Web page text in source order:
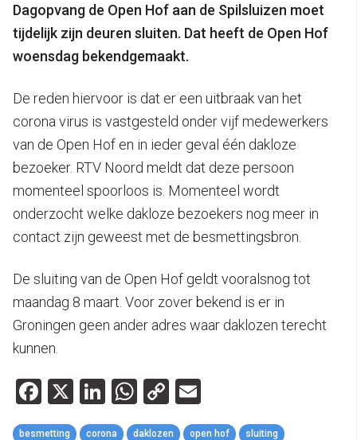
Dagopvang de Open Hof aan de Spilsluizen moet
tijdelijk zijn deuren sluiten. Dat heeft de Open Hof
woensdag bekendgemaakt.
De reden hiervoor is dat er een uitbraak van het
corona virus is vastgesteld onder vijf medewerkers
van de Open Hof en in ieder geval één dakloze
bezoeker. RTV Noord meldt dat deze persoon
momenteel spoorloos is. Momenteel wordt
onderzocht welke dakloze bezoekers nog meer in
contact zijn geweest met de besmettingsbron.
De sluiting van de Open Hof geldt vooralsnog tot
maandag 8 maart. Voor zover bekend is er in
Groningen geen ander adres waar daklozen terecht
kunnen.
Facebook
X LinkedIn
WhatsApp
Copy
Link
besmetting corona daklozen open hof sluiting